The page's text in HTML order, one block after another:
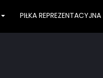
PIŁKA REPREZENTACYJNA